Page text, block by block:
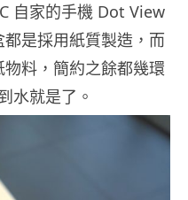
自家的手機 Dot View
是採用紙質製造，而
料，簡約之餘都幾環
水就是了。